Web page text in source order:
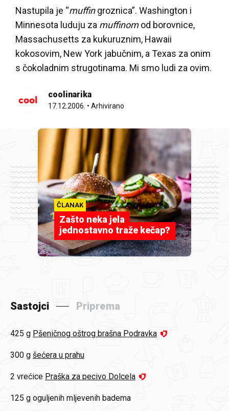
Nastupila je “muffingroznica”. Washington i
Minnesota luduju za muffinomod borovnice,
Massachusetts za kukuruznim, Hawaii
kokosovim, New York jabučnim, a Texas za onim
s čokoladnim strugotinama. Mi smo ludi za ovim.
coolinarika
17.12.2006. • Arhivirano
ČLANAK
Zašto neka jela
jednostavno traže kečap?
Sastojci Priprema
425 g Pšeničnog oštrog brašna Podravka
300 g šećera u prahu
2 vrećice Praška za pecivo Dolcela
125 g oguljenih mljevenih badema